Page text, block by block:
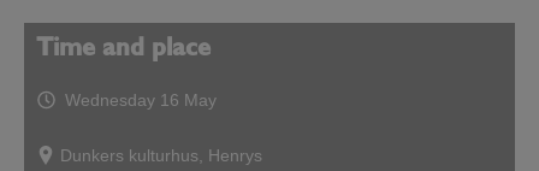
Time and place
Wednesday 16 May
Dunkers kulturhus, Henrys